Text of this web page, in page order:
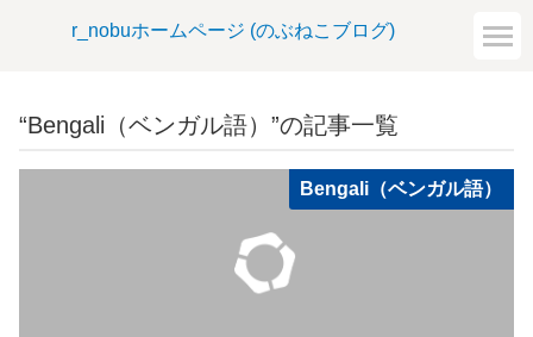
r_nobuホームページ (のぶねこブログ)
“Bengali（ベンガル語）”の記事一覧
Bengali（ベンガル語）